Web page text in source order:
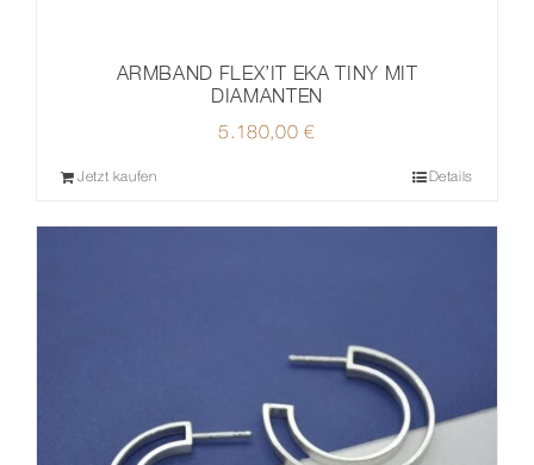
ARMBAND FLEX’IT EKA TINY MIT
DIAMANTEN
5.180,00€
Jetzt kaufen Details